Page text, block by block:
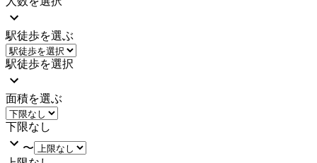
駅徒歩を選ぶ
駅徒歩を選択
面積を選ぶ
下限なし
〜